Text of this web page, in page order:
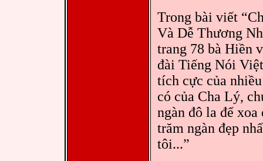
Trong bài viết
Và Dễ Thương
trang 78 bà Hiền
đài Tiếng Nói
tích cực của
có của Cha Lý,
ngàn đô la để
trăm ngàn đẹp
tôi...”